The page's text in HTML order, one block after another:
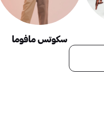
سكوتس مافوما